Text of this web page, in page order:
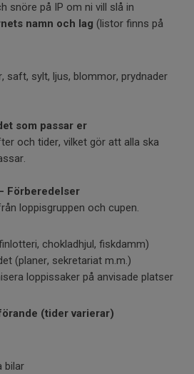
snöre på IP om ni vill slå in
namn och lag (listor finns på
saft, sylt, ljus, blommor, prydnader
som passar er
och tider, vilket gör att alla ska
Förberedelser
loppisgruppen och cupen.
chokladhjul, fiskdamm)
(planer, sekretariat m.m.)
loppissaker på anvisade platser
(tider varierar)
bilar